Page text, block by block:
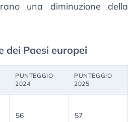
una diminuzione della
dei Paesi europei
PUNTEGGIO
2024
PUNTEGGIO
2025
56 57